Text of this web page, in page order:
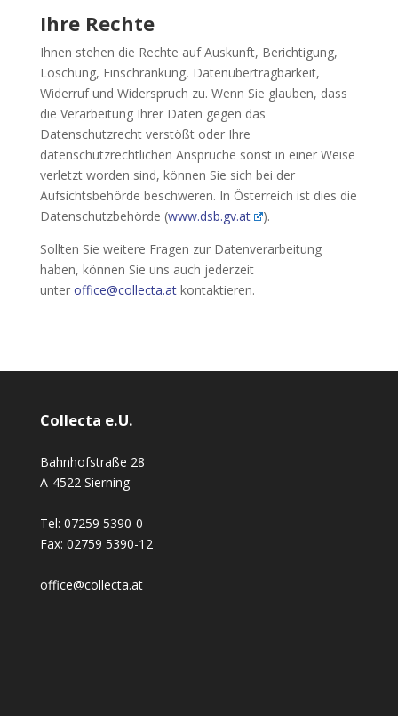
Ihre Rechte
Ihnen stehen die Rechte auf Auskunft, Berichtigung,
Löschung, Einschränkung, Datenübertragbarkeit,
Widerruf und Widerspruch zu. Wenn Sie glauben, dass
die Verarbeitung Ihrer Daten gegen das
Datenschutzrecht verstößt oder Ihre
datenschutzrechtlichen Ansprüche sonst in einer Weise
verletzt worden sind, können Sie sich bei der
Aufsichtsbehörde beschweren. In Österreich ist dies die
Datenschutzbehörde (www.dsb.gv.at
).
Sollten Sie weitere Fragen zur Datenverarbeitung
haben, können Sie uns auch jederzeit
unter office@collecta.atkontaktieren.
Collecta e.U.
Bahnhofstraße 28
A-4522 Sierning
Tel: 07259 5390-0
Fax: 02759 5390-12
office@collecta.at